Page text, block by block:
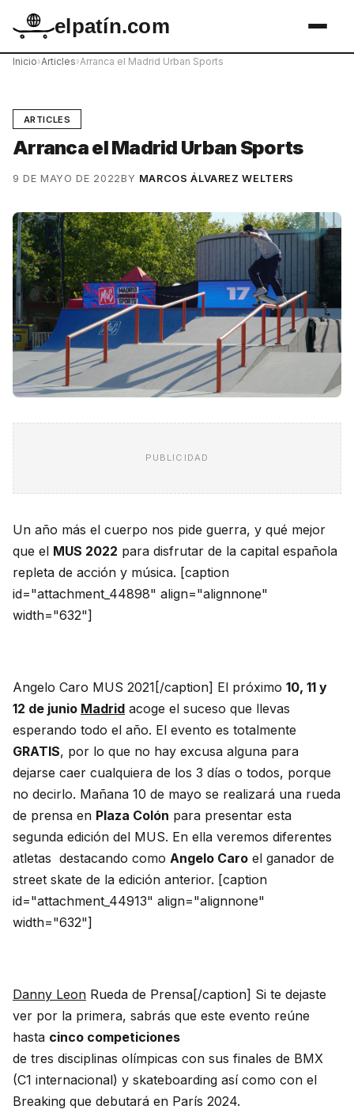
elpatín.com
Inicio›Articles›Arranca el Madrid Urban Sports
ARTICLES
Arranca el Madrid Urban Sports
9 DE MAYO DE 2022BY MARCOS ÁLVAREZ WELTERS
PUBLICIDAD
Un año más el cuerpo nos pide guerra, y qué mejor
que el MUS 2022 para disfrutar de la capital española
repleta de acción y música. [caption
id="attachment_44898" align="alignnone"
width="632"]
Angelo Caro MUS 2021[/caption] El próximo 10, 11 y
12 de junio Madrid acoge el suceso que llevas
esperando todo el año. El evento es totalmente
GRATIS, por lo que no hay excusa alguna para
dejarse caer cualquiera de los 3 días o todos, porque
no decirlo. Mañana 10 de mayo se realizará una rueda
de prensa en Plaza Colón para presentar esta
segunda edición del MUS. En ella veremos diferentes
atletas destacando como Angelo Caro el ganador de
street skate de la edición anterior. [caption
id="attachment_44913" align="alignnone"
width="632"]
Danny Leon Rueda de Prensa[/caption] Si te dejaste
ver por la primera, sabrás que este evento reúne
hasta cinco competiciones
de tres disciplinas olímpicas con sus finales de BMX
(C1 internacional) y skateboarding así como con el
Breaking que debutará en París 2024.